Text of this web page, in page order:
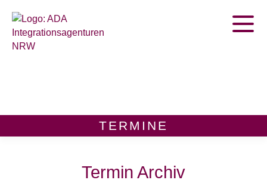
TERMINE
Termin Archiv
Zur Beratungsstellen Suche